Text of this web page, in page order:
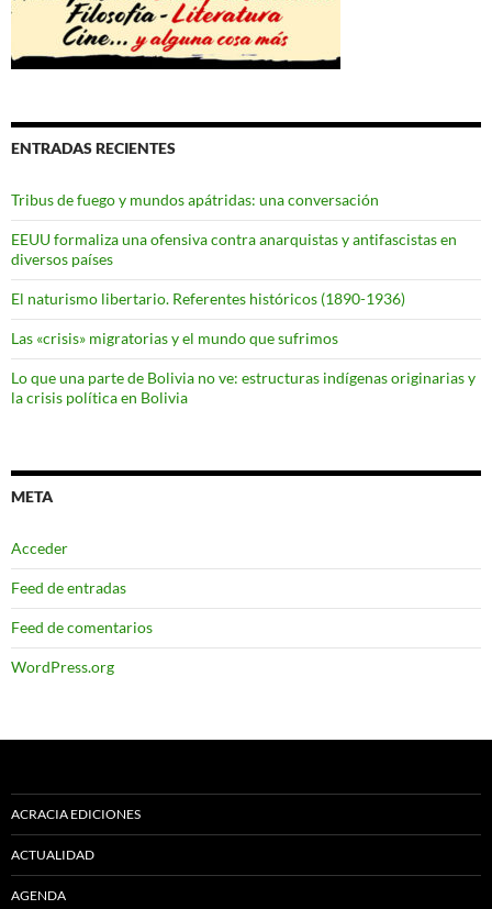
ENTRADAS RECIENTES
Tribus de fuego y mundos apátridas: una conversación
EEUU formaliza una ofensiva contra anarquistas y antifascistas en
diversos países
El naturismo libertario. Referentes históricos (1890-1936)
Las «crisis» migratorias y el mundo que sufrimos
Lo que una parte de Bolivia no ve: estructuras indígenas originarias y
la crisis política en Bolivia
META
Acceder
Feed de entradas
Feed de comentarios
WordPress.org
ACRACIA EDICIONES
ACTUALIDAD
AGENDA